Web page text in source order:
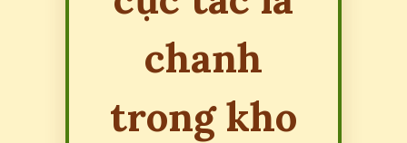
chanh
trong kho